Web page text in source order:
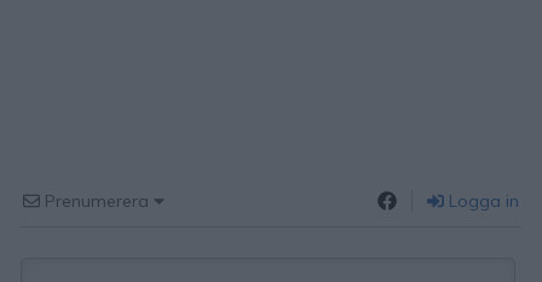
Prenumerera Logga in